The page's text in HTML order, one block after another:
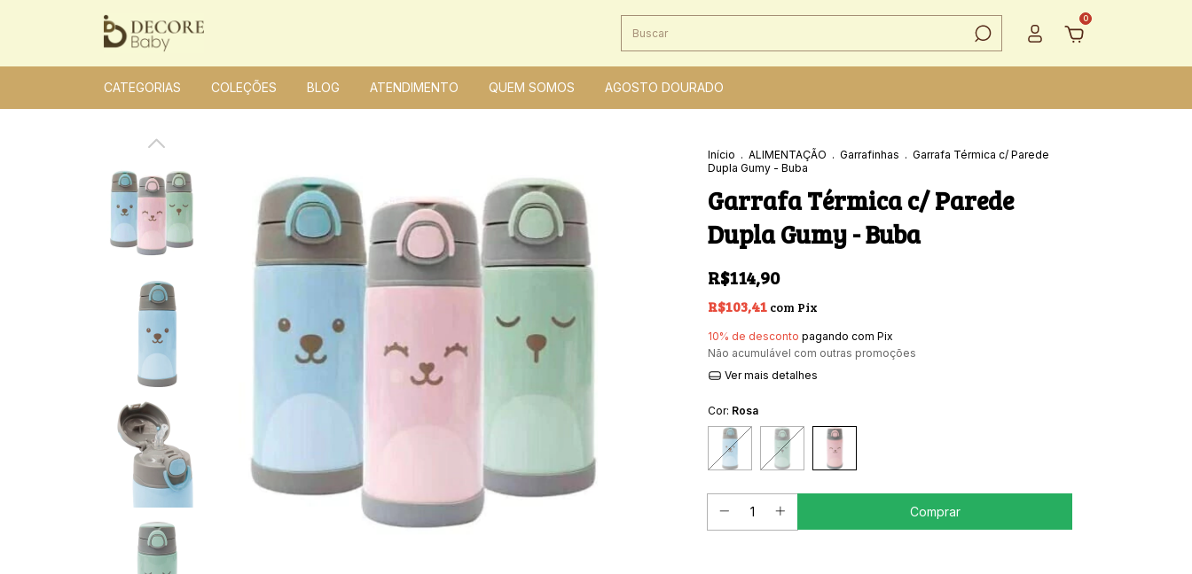
0
CATEGORIAS COLEÇÕES BLOG ATENDIMENTO QUEM SOMOS AGOSTO DOURADO
Início . ALIMENTAÇÃO . Garrafinhas . Garrafa Térmica c/ Parede
Dupla Gumy - Buba
Garrafa Térmica c/ Parede
Dupla Gumy - Buba
R$114,90
R$103,41 com Pix
10% de desconto pagando com Pix
Não acumulável com outras promoções
Ver mais detalhes
Cor: Rosa